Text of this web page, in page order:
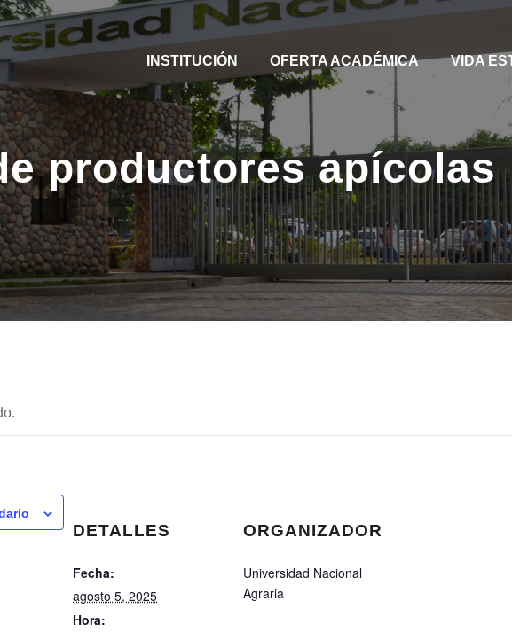
INSTITUCIÓN OFERTA ACADÉMICA VIDA
productores apícolas
DETALLES
Fecha:
agosto 5, 2025
Hora:
ORGANIZADOR
Universidad Nacional
Agraria